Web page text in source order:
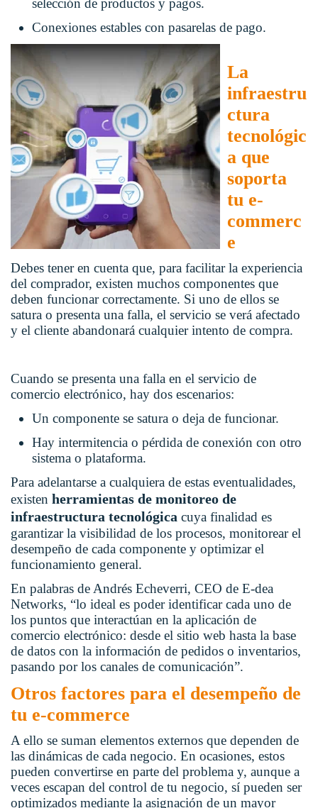
selección de productos y pagos.
Conexiones estables con pasarelas de pago.
La
infraestru
ctura
tecnológic
a que
soporta
tu e-
commerc
e
Debes tener en cuenta que, para facilitar la experiencia
del comprador, existen muchos componentes que
deben funcionar correctamente. Si uno de ellos se
satura o presenta una falla, el servicio se verá afectado
y el cliente abandonará cualquier intento de compra.
Cuando se presenta una falla en el servicio de
comercio electrónico, hay dos escenarios:
Un componente se satura o deja de funcionar.
Hay intermitencia o pérdida de conexión con otro
sistema o plataforma.
Para adelantarse a cualquiera de estas eventualidades,
existen herramientas de monitoreo de
infraestructura tecnológica cuya finalidad es
garantizar la visibilidad de los procesos, monitorear el
desempeño de cada componente y optimizar el
funcionamiento general.
En palabras de Andrés Echeverri, CEO de E-dea
Networks, “lo ideal es poder identificar cada uno de
los puntos que interactúan en la aplicación de
comercio electrónico: desde el sitio web hasta la base
de datos con la información de pedidos o inventarios,
pasando por los canales de comunicación”.
Otros factores para el desempeño de
tu e-commerce
A ello se suman elementos externos que dependen de
las dinámicas de cada negocio. En ocasiones, estos
pueden convertirse en parte del problema y, aunque a
veces escapan del control de tu negocio, sí pueden ser
optimizados mediante la asignación de un mayor